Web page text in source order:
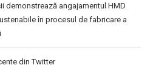
demonstrează angajamentul HMD
în procesul de fabricare a
din Twitter